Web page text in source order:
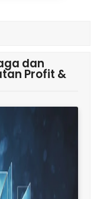
dan
Profit &